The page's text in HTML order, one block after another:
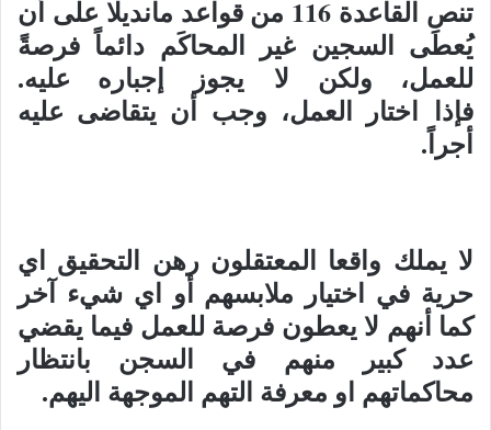
تنص القاعدة 116 من قواعد مانديلا على أن
يُعطَى السجين غير المحاكَم دائماً فرصةً
للعمل، ولكن لا يجوز إجباره عليه.
فإذا اختار العمل، وجب أن يتقاضى عليه
أجراً.
لا يملك واقعا المعتقلون رهن التحقيق اي
حرية في اختيار ملابسهم أو اي شيء آخر
كما أنهم لا يعطون فرصة للعمل فيما يقضي
عدد كبير منهم في السجن بانتظار
محاكماتهم او معرفة التهم الموجهة اليهم.